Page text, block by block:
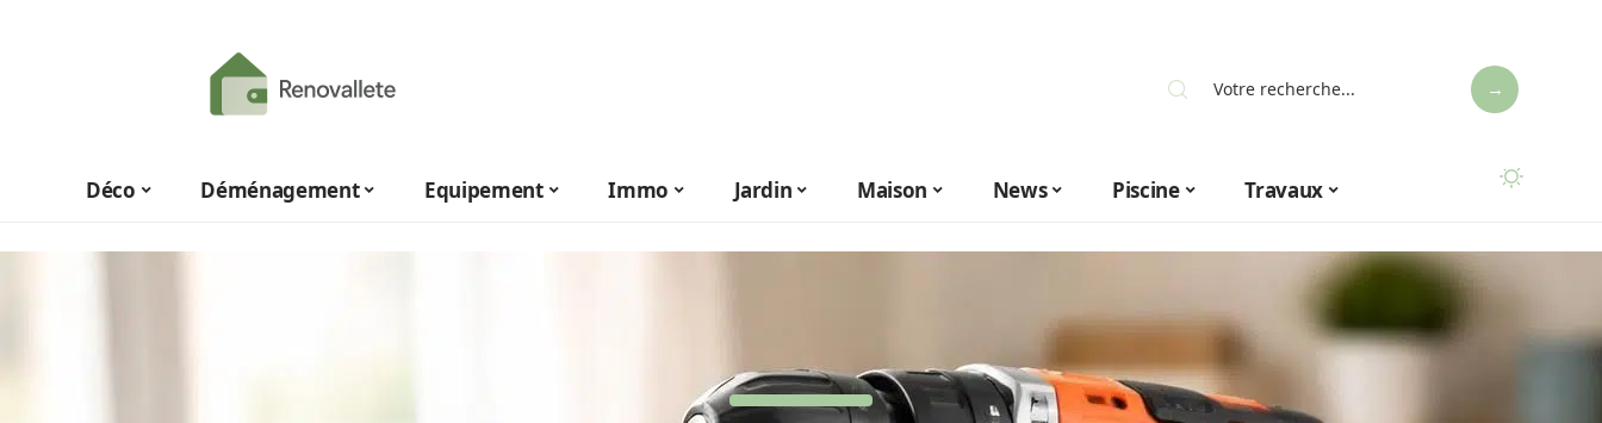
Déco Déménagement Equipement Immo Jardin Maison News Piscine Travaux